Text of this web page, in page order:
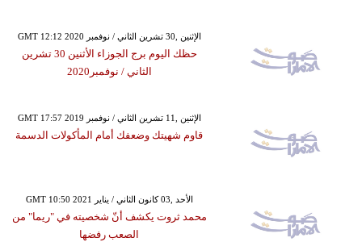
GMT 12:12 2020 الإثنين ,30 تشرين الثاني / نوفمبر
حظك اليوم برج الجوزاء الأثنين 30 تشرين
الثاني / نوفمبر2020
GMT 17:57 2019 الإثنين ,11 تشرين الثاني / نوفمبر
قاوم شهيتك وضعفك أمام المأكولات الدسمة
GMT 10:50 2021 الأحد ,03 كانون الثاني / يناير
محمد ثروت يكشف أنّ شخصيته في "ريما" من
الصعب رفضها